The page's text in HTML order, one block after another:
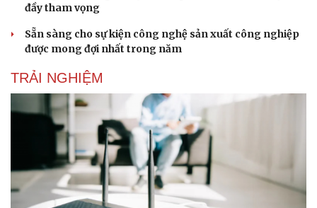
đầy tham vọng
Sẵn sàng cho sự kiện công nghệ sản xuất công nghiệp
được mong đợi nhất trong năm
TRẢI NGHIỆM